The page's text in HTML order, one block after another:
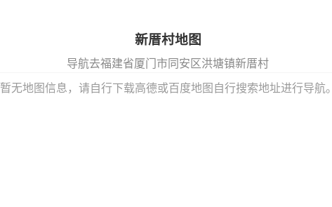
新厝村地图
导航去福建省厦门市同安区洪塘镇新厝村
暂无地图信息，请自行下载高德或百度地图自行搜索地址进行导航。